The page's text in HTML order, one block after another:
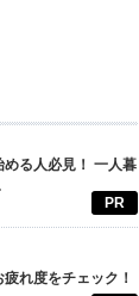
る人必見！ 一人暮
PR
れ度をチェック！